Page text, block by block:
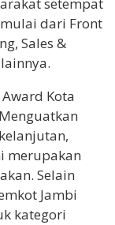
dari Front
Sales &
Kota
merupakan
Selain
Jambi
kategori